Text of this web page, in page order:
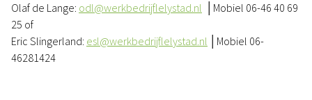
Olaf de Lange: odl@werkbedrijflelystad.nl │Mobiel 06-46 40 69
25 of
Eric Slingerland: esl@werkbedrijflelystad.nl │Mobiel 06-
46281424